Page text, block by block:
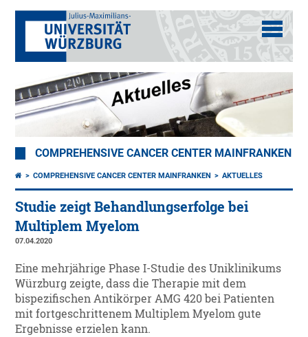
COMPREHENSIVE CANCER CENTER MAINFRANKEN
COMPREHENSIVE CANCER CENTER MAINFRANKEN AKTUELLES
Studie zeigt Behandlungserfolge bei
Multiplem Myelom
07.04.2020
Eine mehrjährige Phase I-Studie des Uniklinikums
Würzburg zeigte, dass die Therapie mit dem
bispezifischen Antikörper AMG 420 bei Patienten
mit fortgeschrittenem Multiplem Myelom gute
Ergebnisse erzielen kann.